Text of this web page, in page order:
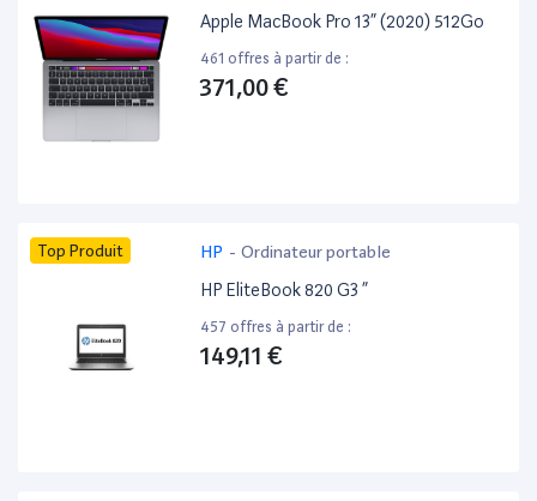
Apple MacBook Pro 13” (2020) 512Go
461 offres à partir de :
371,00 €
Top Produit HP - Ordinateur portable
HP EliteBook 820 G3 ”
457 offres à partir de :
149,11 €